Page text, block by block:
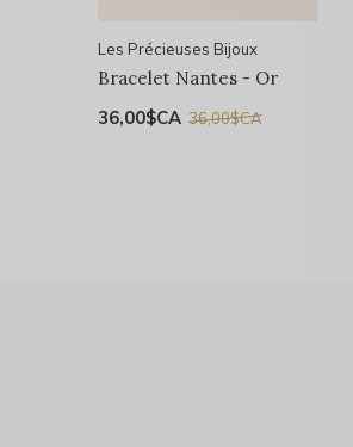
Les Précieuses Bijoux
Bracelet Nantes - Or
36,00$CA 36,00$CA